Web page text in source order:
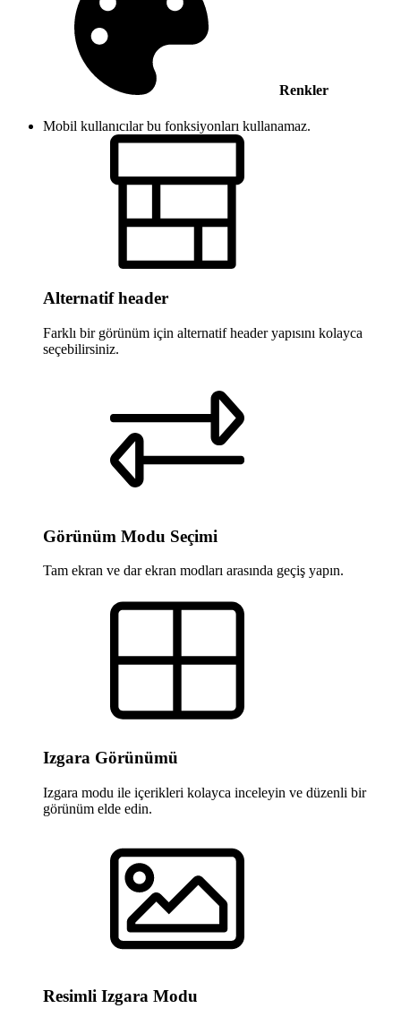
Renkler
Mobil kullanıcılar bu fonksiyonları kullanamaz.
Alternatif header
Farklı bir görünüm için alternatif header yapısını kolayca
seçebilirsiniz.
Görünüm Modu Seçimi
Tam ekran ve dar ekran modları arasında geçiş yapın.
Izgara Görünümü
Izgara modu ile içerikleri kolayca inceleyin ve düzenli bir
görünüm elde edin.
Resimli Izgara Modu